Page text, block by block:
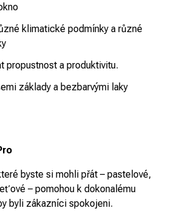
klimatické podmínky a různé
propustnost a produktivitu.
základy a bezbarvými laky
byste si mohli přát – pastelové,
– pomohou k dokonalému
byli zákazníci spokojeni.